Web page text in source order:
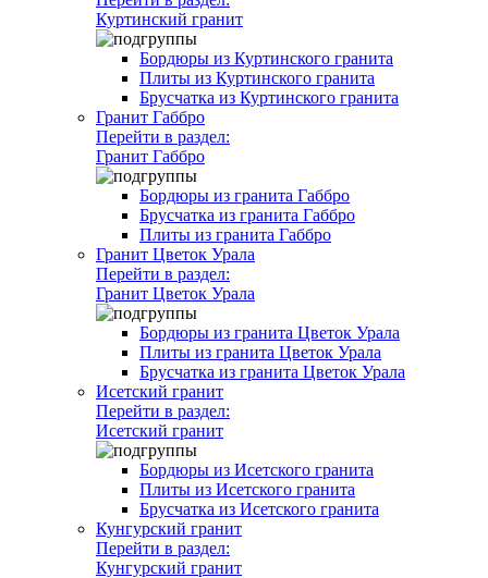
Куртинский гранит
Бордюры из Куртинского гранита
Плиты из Куртинского гранита
Брусчатка из Куртинского гранита
Гранит Габбро
Перейти в раздел:
Гранит Габбро
Бордюры из гранита Габбро
Брусчатка из гранита Габбро
Плиты из гранита Габбро
Гранит Цветок Урала
Перейти в раздел:
Гранит Цветок Урала
Бордюры из гранита Цветок Урала
Плиты из гранита Цветок Урала
Брусчатка из гранита Цветок Урала
Исетский гранит
Перейти в раздел:
Исетский гранит
Бордюры из Исетского гранита
Плиты из Исетского гранита
Брусчатка из Исетского гранита
Кунгурский гранит
Перейти в раздел:
Кунгурский гранит